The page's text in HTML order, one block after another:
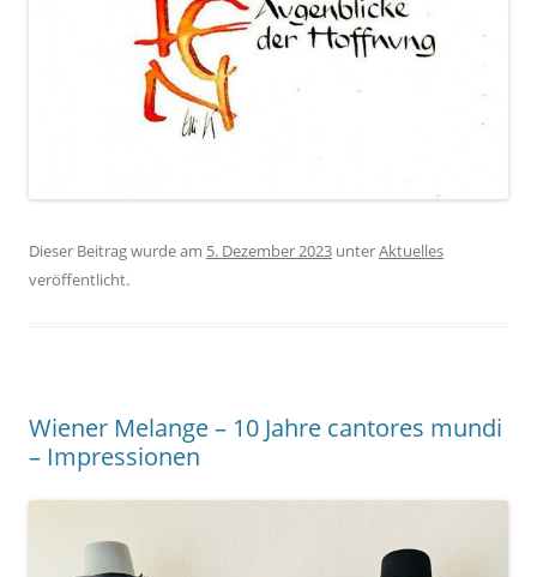
Dieser Beitrag wurde am 5. Dezember 2023 unterAktuelles
veröffentlicht.
Wiener Melange – 10 Jahre cantores mundi
– Impressionen